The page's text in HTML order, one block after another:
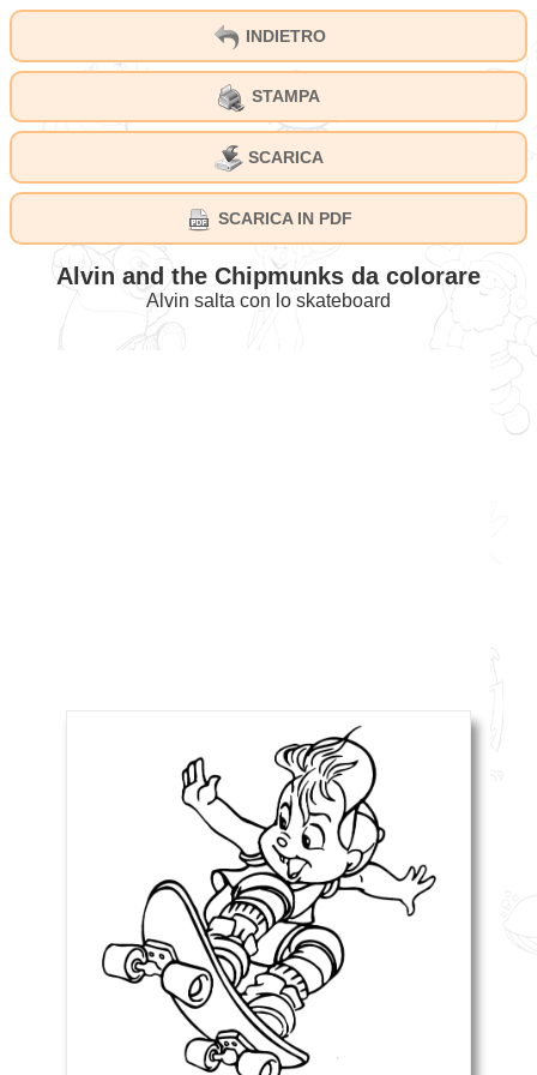
INDIETRO
STAMPA
SCARICA
SCARICA IN PDF
Alvin and the Chipmunks da colorare
Alvin salta con lo skateboard